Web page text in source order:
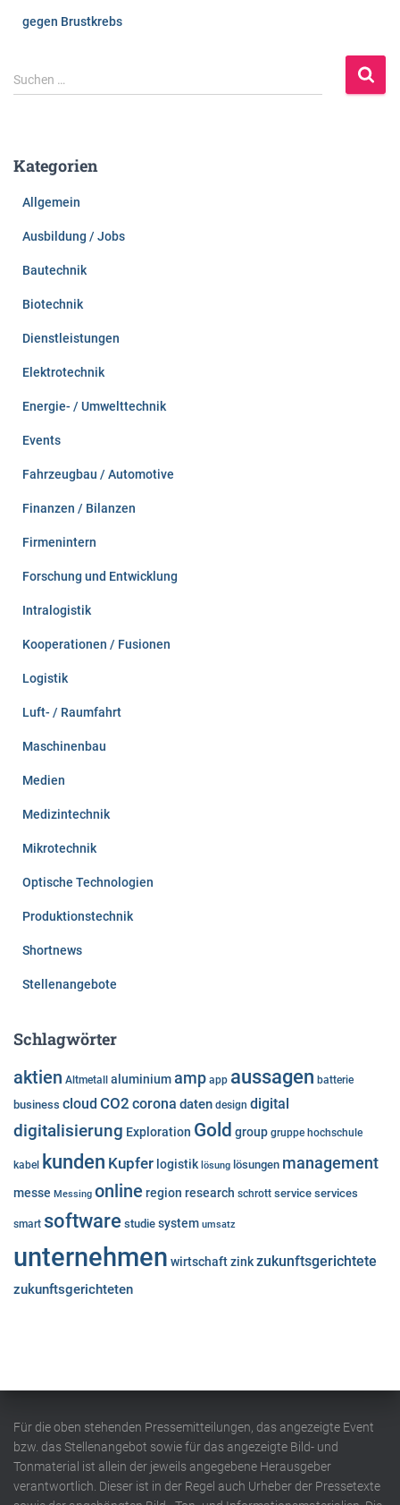
gegen Brustkrebs
S
u
n
Suchen …
Kategorien
Allgemein
Ausbildung / Jobs
Bautechnik
Biotechnik
Dienstleistungen
Elektrotechnik
Energie- / Umwelttechnik
Events
Fahrzeugbau / Automotive
Finanzen / Bilanzen
Firmenintern
Forschung und Entwicklung
Intralogistik
Kooperationen / Fusionen
Logistik
Luft- / Raumfahrt
Maschinenbau
Medien
Medizintechnik
Mikrotechnik
Optische Technologien
Produktionstechnik
Shortnews
Stellenangebote
Schlagwörter
aktien Altmetall aluminiumamp app aussagen batterie
business cloud CO2 corona daten design digital
digitalisierung Exploration Gold group gruppe hochschule
kabel kunden Kupfer logistik lösung lösungen management
messe Messing online region research schrott service services
smart software studie system umsatz
unternehmen wirtschaftzinkzukunftsgerichtete
zukunftsgerichteten
Für die oben stehenden Pressemitteilungen, das angezeigte Event
bzw. das Stellenangebot sowie für das angezeigte Bild- und
Tonmaterial ist allein der jeweils angegebene Herausgeber
verantwortlich. Dieser ist in der Regel auch Urheber der Pressetexte